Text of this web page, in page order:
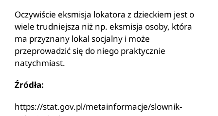
Oczywiście eksmisja lokatora z dzieckiem jest o
wiele trudniejsza niż np. eksmisja osoby, która
ma przyznany lokal socjalny i może
przeprowadzić się do niego praktycznie
natychmiast.
Źródła:
https://stat.gov.pl/metainformacje/slownik-